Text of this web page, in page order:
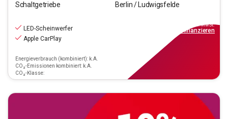
Schaltgetriebe
Berlin / Ludwigsfelde
LED-Scheinwerfer
Apple CarPlay
Energieverbrauch (kombiniert): k.A.
CO₂-Emissionen kombiniert: k.A.
CO₂-Klasse:
inkl.MwSt.
finanzieren